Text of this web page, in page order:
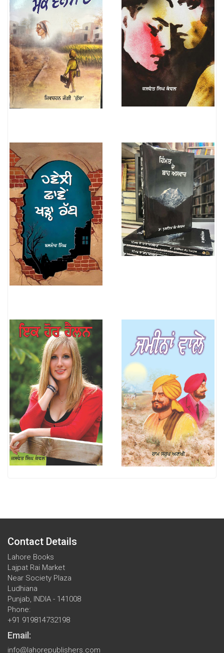
Contact Details
Lahore Books
Lajpat Rai Market
Near Society Plaza
Ludhiana
Punjab, INDIA - 141008
Phone:
+91 919814732198
Email:
info@lahorepublishers.com